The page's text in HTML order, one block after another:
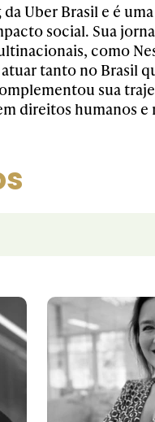
Uber Brasil e é
social. Sua
como
tanto no Brasil
sua
direitos humanos